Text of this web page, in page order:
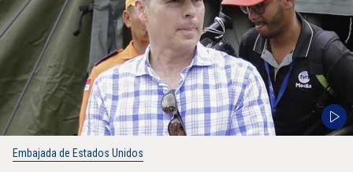
Embajada de Estados Unidos